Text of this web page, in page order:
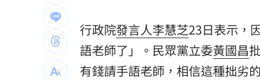
泰國少年槍案 揭家庭、校園槍枝管
獨／早療課彈7歲童額頭 家長控不當
行政院發言人李慧芝23日表示，
語老師了」。民眾黨立委黃國昌
有錢請手語老師，相信這種拙劣